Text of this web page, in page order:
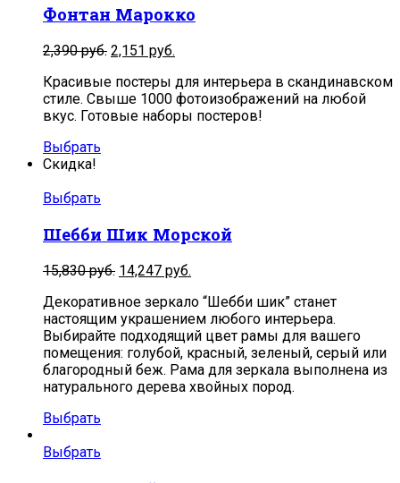
Фонтан Марокко
2,390руб. 2,151 руб.
Красивые постеры для интерьера в скандинавском
стиле. Свыше 1000 фотоизображений на любой
вкус. Готовые наборы постеров!
Выбрать
Скидка!
Выбрать
Шебби Шик Морской
15,830руб. 14,247 руб.
Декоративное зеркало “Шебби шик” станет
настоящим украшением любого интерьера.
Выбирайте подходящий цвет рамы для вашего
помещения: голубой, красный, зеленый, серый или
благородный беж. Рама для зеркала выполнена из
натурального дерева хвойных пород.
Выбрать
Выбрать